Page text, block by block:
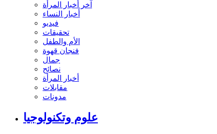
آخر أخبار المرأة
أخبار النساء
فيديو
تحقيقات
الأم والطفل
فنجان قهوة
جمال
نصائح
أخبار المرأة
مقابلات
مدونات
علوم وتكنولوجيا